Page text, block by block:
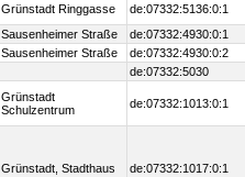
Grünstadt Ringgasse de:07332:5136:0:1
Sausenheimer Straße
de:07332:4930:0:1
Sausenheimer Straße
de:07332:4930:0:2
de:07332:5030
Grünstadt
Schulzentrum
de:07332:1013:0:1
Grünstadt, Stadthaus de:07332:1017:0:1